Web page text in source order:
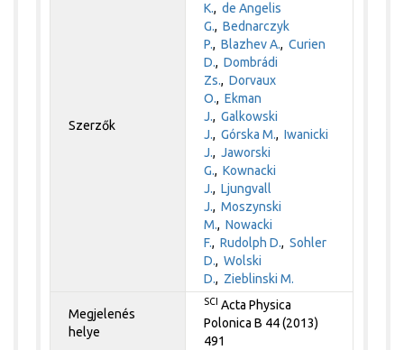
Szerzők
K.,de Angelis
G.,Bednarczyk
P.,Blazhev A.,Curien
D.,Dombrádi
Zs.,Dorvaux
O.,Ekman
J.,Galkowski
J.,Górska M.,Iwanicki
J.,Jaworski
G.,Kownacki
J.,Ljungvall
J.,Moszynski
M.,Nowacki
F.,Rudolph D.,Sohler
D.,Wolski
D., Zieblinski M.
Megjelenés
helye
SCI Acta Physica
Polonica B 44 (2013)
491